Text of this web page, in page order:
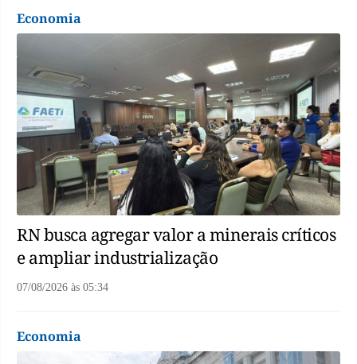
Economia
RN busca agregar valor a minerais críticos
e ampliar industrialização
07/08/2026 às 05:34
Economia